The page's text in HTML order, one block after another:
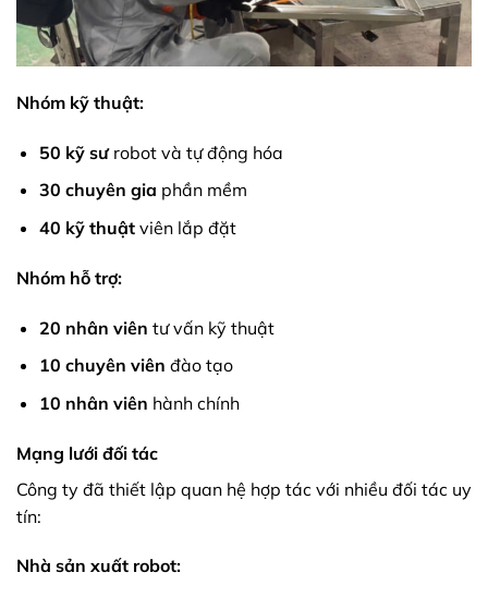
Nhóm kỹ thuật:
50 kỹ sưrobot và tự động hóa
30 chuyên gia phần mềm
40 kỹ thuậtviên lắp đặt
Nhóm hỗ trợ:
20 nhân viên tư vấn kỹ thuật
10 chuyên viên đào tạo
10 nhân viên hành chính
Mạng lưới đối tác
Công ty đã thiết lập quan hệ hợp tác với nhiều đối tác uy
tín:
Nhà sản xuất robot: